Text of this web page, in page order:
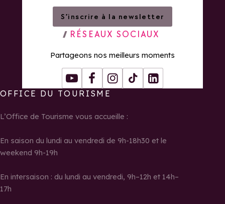
S’inscrire à la newsletter
RÉSEAUX SOCIAUX
Partageons nos meilleurs moments
YoutubeFacebookInstagram
Tiktok LinkedIn
OFFICE DU TOURISME
L’Office de Tourisme vous accueille :
En saison du lundi au vendredi de 9h-18h30 et le
weekend 9h-19h
En intersaison : du lundi au vendredi, 9h–12h et 14h–
17h